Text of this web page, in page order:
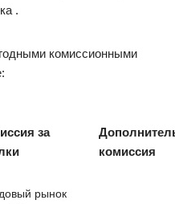
.
комиссионными
за
комиссия
рынок